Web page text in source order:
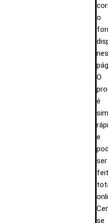
o
O
é
e
ser
se